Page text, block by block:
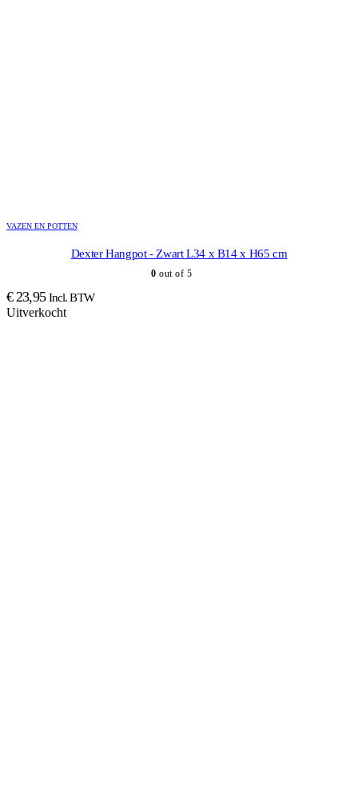
VAZEN EN POTTEN
Dexter Hangpot - Zwart L34 x B14 x H65 cm
0 out of 5
€23,95 Incl. BTW
Uitverkocht